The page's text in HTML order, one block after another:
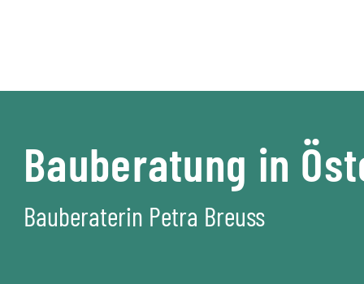
Bauberatung in
Bauberaterin Petra Breuss